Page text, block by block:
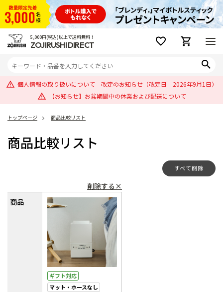
5,000円(税込)以上で送料無料！
ZOJIRUSHI DIRECT
個人情報の取り扱いについて 改定のお知らせ（改定日 2026年9月1日）
【お知らせ】お盆期間中の休業および配送について
トップページ 商品比較リスト
商品比較リスト
すべて削除
商品
削除する×
ギフト対応
マット・ホースなし